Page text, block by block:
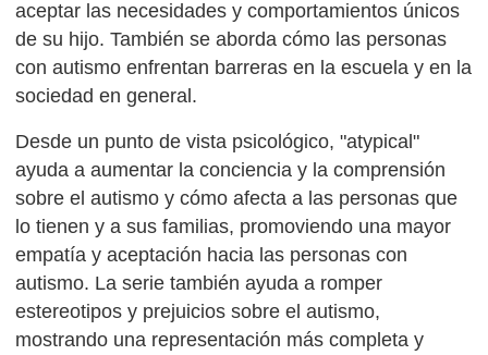
aceptar las necesidades y comportamientos únicos
de su hijo. También se aborda cómo las personas
con autismo enfrentan barreras en la escuela y en la
sociedad en general.
Desde un punto de vista psicológico, "atypical"
ayuda a aumentar la conciencia y la comprensión
sobre el autismo y cómo afecta a las personas que
lo tienen y a sus familias, promoviendo una mayor
empatía y aceptación hacia las personas con
autismo. La serie también ayuda a romper
estereotipos y prejuicios sobre el autismo,
mostrando una representación más completa y